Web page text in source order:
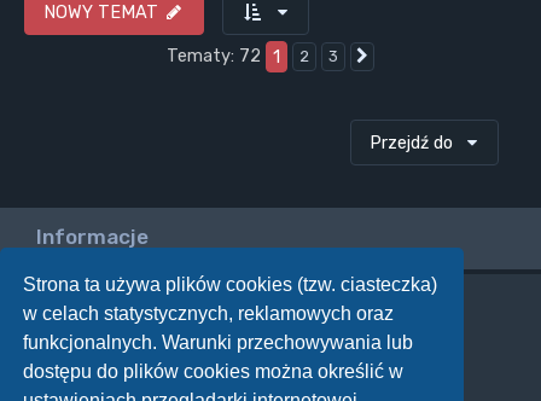
Strona ta używa plików cookies (tzw. ciasteczka)
w celach statystycznych, reklamowych oraz
funkcjonalnych. Warunki przechowywania lub
dostępu do plików cookies można określić w
NOWY TEMAT
Tematy: 72
1 2 3
Przejdź do
Informacje
Twoje uprawnienia na tym forum
Nie możesztworzyć nowych tematów
Nie możeszodpowiadać w tematach